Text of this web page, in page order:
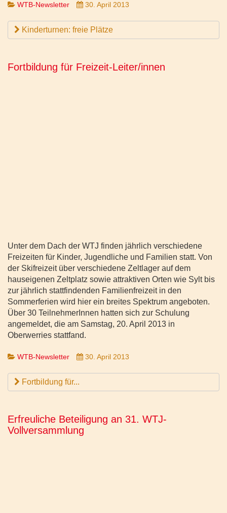
WTB-Newsletter 30. April 2013
Kinderturnen: freie Plätze
Fortbildung für Freizeit-Leiter/innen
Unter dem Dach der WTJ finden jährlich verschiedene
Freizeiten für Kinder, Jugendliche und Familien statt. Von
der Skifreizeit über verschiedene Zeltlager auf dem
hauseigenen Zeltplatz sowie attraktiven Orten wie Sylt bis
zur jährlich stattfindenden Familienfreizeit in den
Sommerferien wird hier ein breites Spektrum angeboten.
Über 30 TeilnehmerInnen hatten sich zur Schulung
angemeldet, die am Samstag, 20. April 2013 in
Oberwerries stattfand.
WTB-Newsletter 30. April 2013
Fortbildung für...
Erfreuliche Beteiligung an 31. WTJ-
Vollversammlung